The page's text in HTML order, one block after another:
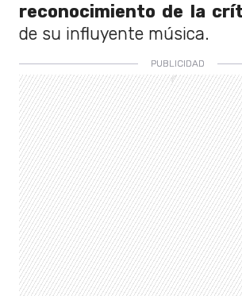
reconocimiento de la
de su influyente música.